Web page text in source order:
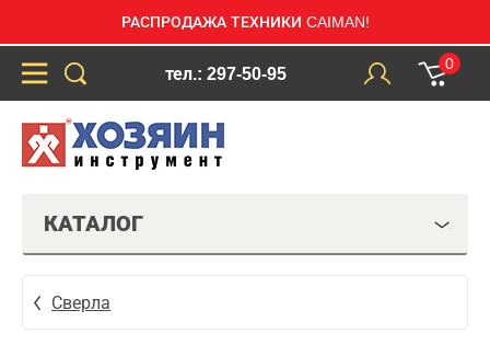
РАСПРОДАЖА ТЕХНИКИ CAIMAN!
тел.: 297-50-95
0
КАТАЛОГ
Сверла